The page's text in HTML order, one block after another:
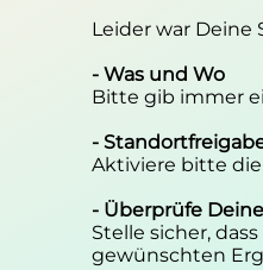
Leider war Deine
- Was und Wo
Bitte gib immer
-
Aktiviere bitte
- Überprüfe
Stelle sicher,
gewünschten